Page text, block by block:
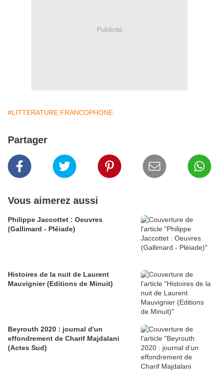
Publicité
#LITTERATURE FRANCOPHONE
Partager
Vous aimerez aussi
Philippe Jaccottet : Oeuvres
(Gallimard - Pléiade)
Histoires de la nuit de Laurent
Mauvignier (Editions de Minuit)
Beyrouth 2020 : journal d'un
effondrement de Charif Majdalani
(Actes Sud)